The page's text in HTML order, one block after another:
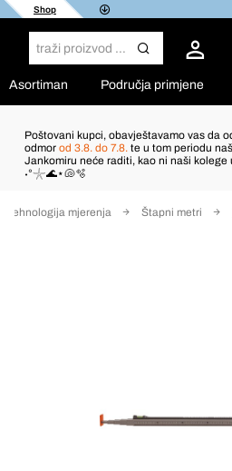
Shop
Asortiman Područja primjene
Poštovani kupci, obavještavamo vas da
odmor od 3.8. do 7.8. te u tom periodu
Jankomiru neće raditi, kao ni naši kolege
˖°𓇼🌊⋆🐚🫧
tehnologija mjerenja Štapni metri